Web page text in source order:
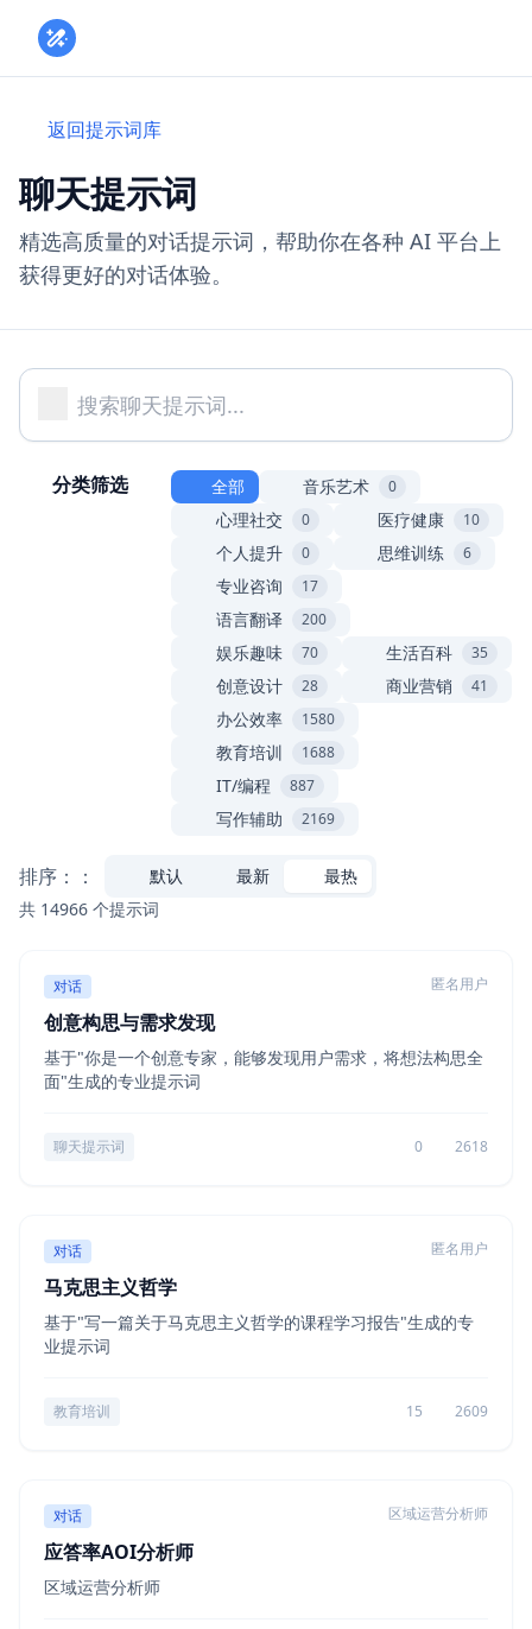
返回提示词库
聊天提示词
精选高质量的对话提示词，帮助你在各种 AI 平台上
获得更好的对话体验。
分类筛选 全部 音乐艺术 0
心理社交 0 医疗健康 10
个人提升 0 思维训练 6
专业咨询 17
语言翻译 200
娱乐趣味 70 生活百科 35
创意设计 28 商业营销 41
办公效率 1580
教育培训 1688
IT/编程 887
写作辅助 2169
排序：： 默认 最新
最热
共 14966 个提示词
对话 匿名用户
创意构思与需求发现
基于"你是一个创意专家，能够发现用户需求，将想法构思全
面"生成的专业提示词
聊天提示词 0 2618
对话 匿名用户
马克思主义哲学
基于"写一篇关于马克思主义哲学的课程学习报告"生成的专
业提示词
教育培训 15 2609
对话 区域运营分析师
应答率AOI分析师
区域运营分析师